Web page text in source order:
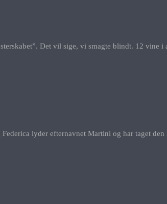
Det vil sige, vi smagte blindt. 12 vine i
lyder efternavnet Martini og har taget den